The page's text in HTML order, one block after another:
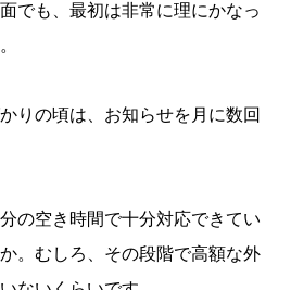
でも、最初は非常に理にかなっ
りの頃は、お知らせを月に数回
の空き時間で十分対応できてい
。むしろ、その段階で高額な外